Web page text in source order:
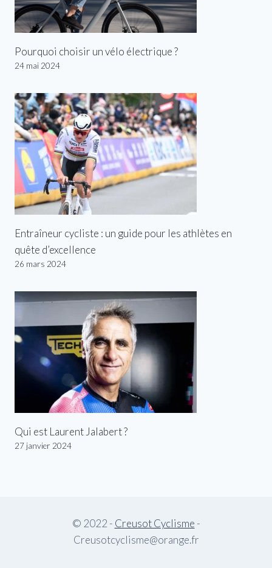
Pourquoi choisir un vélo électrique ?
24 mai 2024
Entraîneur cycliste : un guide pour les athlètes en
quête d’excellence
26 mars 2024
Qui est Laurent Jalabert ?
27 janvier 2024
© 2022 - Creusot Cyclisme -
Creusotcyclisme@orange.fr